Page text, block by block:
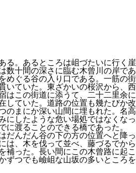
る。あるところは岨づたいに行く崖
数十間の深さに臨む木曾川の岸であ
めぐる谷の入り口である。一筋の街
いていた。東ざかいの桜沢から、西
はこの街道に添うて、二十二里余に
していた。道路の位置も幾たびか改
のまにか深い山間に埋もれた。名高
にしたような危い場処ではなくなっ
に渡ることのできる橋であった。
だんだん谷の下の方の位置へと降っ
は、木を伐って並べ、藤づるでから
補った。長い間にこの木曾路に起こ
ずつでも嶮岨な山坂の多いところを